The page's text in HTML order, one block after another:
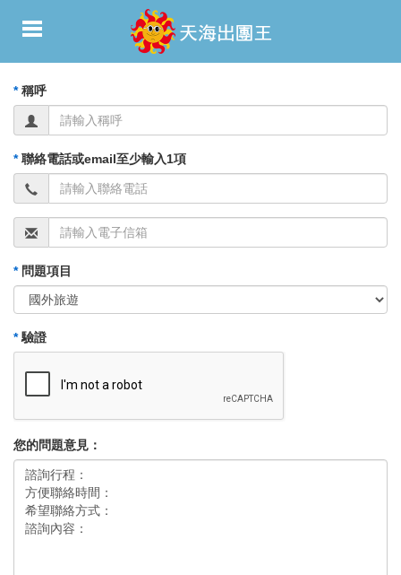
*稱呼
*聯絡電話或email至少輸入1項
*問題項目
*驗證
您的問題意見：